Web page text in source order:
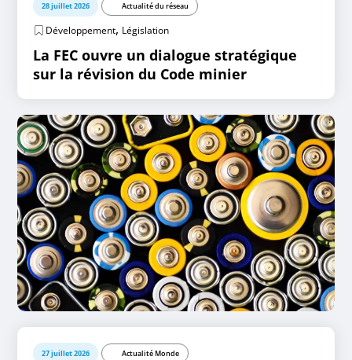
28 juillet 2026 Actualité du réseau
Développement, Législation
La FEC ouvre un dialogue stratégique
sur la révision du Code minier
27 juillet 2026 Actualité Monde